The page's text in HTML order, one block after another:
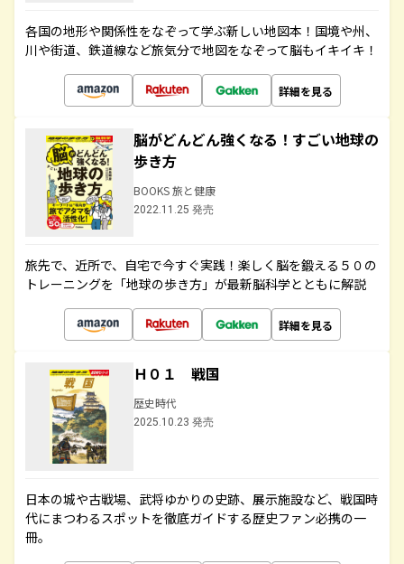
各国の地形や関係性をなぞって学ぶ新しい地図本！国境や州、
川や街道、鉄道線など旅気分で地図をなぞって脳もイキイキ！
詳細を見る
脳がどんどん強くなる！すごい地球の
歩き方
BOOKS 旅と健康
2022.11.25 発売
旅先で、近所で、自宅で今すぐ実践！楽しく脳を鍛える５０の
トレーニングを「地球の歩き方」が最新脳科学とともに解説
詳細を見る
Ｈ０１ 戦国
歴史時代
2025.10.23 発売
日本の城や古戦場、武将ゆかりの史跡、展示施設など、戦国時
代にまつわるスポットを徹底ガイドする歴史ファン必携の一
冊。